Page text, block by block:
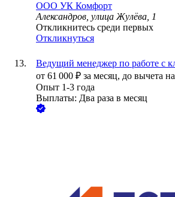
ООО УК Комфорт
Александров, улица Жулёва, 1
Откликнитесь среди первых
Откликнуться
Ведущий менеджер по работе с
от 61 000 ₽ за месяц, до вычета
Опыт 1-3 года
Выплаты: Два раза в месяц